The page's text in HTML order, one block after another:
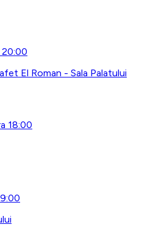
El Roman - Sala Palatului
18:00